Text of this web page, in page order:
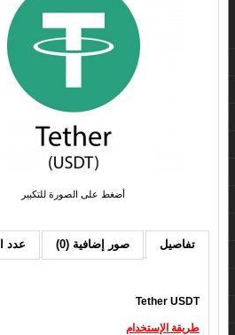
أضغط على الصورة للتكبير
تفاصيل صور إضافية (0) عدد
Tether USDT
طريقة الإستخدام